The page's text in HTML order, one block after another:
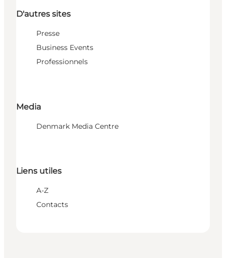
D'autres sites
Presse
Business Events
Professionnels
Media
Denmark Media Centre
Liens utiles
A-Z
Contacts